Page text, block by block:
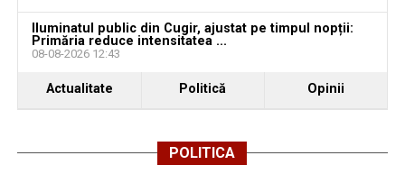
Iluminatul public din Cugir, ajustat pe timpul nopții:
Primăria reduce intensitatea ...
08-08-2026 12:43
Actualitate Politică Opinii
POLITICA